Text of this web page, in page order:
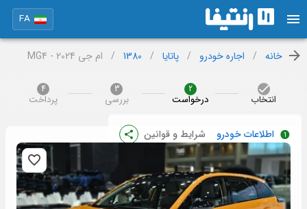
FA
خانه / اجاره خودرو / پاتایا /
1380
/ ام جی MG4 - 2024
انتخاب
2
درخواست
3
بررسی
4
پرداخت
اطلاعات خودرو شرایط و قوانین